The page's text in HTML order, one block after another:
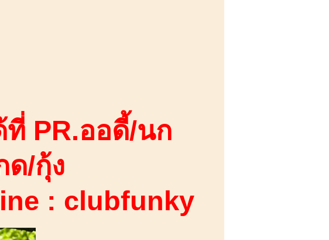
PR.ออดี้/นก
ด/กุ้ง
: clubfunky